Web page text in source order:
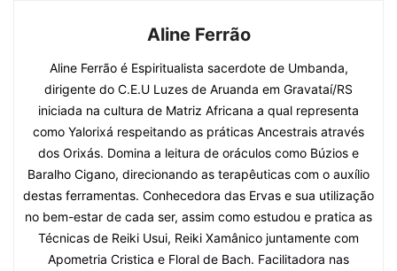
Aline Ferrão
Aline Ferrão é Espiritualista sacerdote de Umbanda,
dirigente do C.E.U Luzes de Aruanda em Gravataí/RS
iniciada na cultura de Matriz Africana a qual representa
como Yalorixá respeitando as práticas Ancestrais através
dos Orixás. Domina a leitura de oráculos como Búzios e
Baralho Cigano, direcionando as terapêuticas com o auxílio
destas ferramentas. Conhecedora das Ervas e sua utilização
no bem-estar de cada ser, assim como estudou e pratica as
Técnicas de Reiki Usui, Reiki Xamânico juntamente com
Apometria Cristica e Floral de Bach. Facilitadora nas